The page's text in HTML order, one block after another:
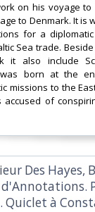
on his voyage
to Denmark. It is
for a
Sea trade.
it also include
was born at the
missions to the
accused of
Des Hayes,
Quiclet à